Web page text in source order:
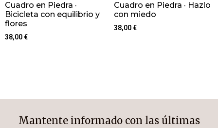
Cuadro en Piedra ·
Bicicleta con equilibrio y
flores
38,00€
Cuadro en Piedra · Hazlo
con miedo
38,00€
Mantente informado con las últimas